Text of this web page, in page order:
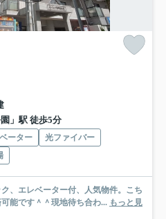
」駅 徒歩5分
ーター
光ファイバー
、エレベーター付、人気物件。こち
能です＾＾現地待ち合わ... もっと見